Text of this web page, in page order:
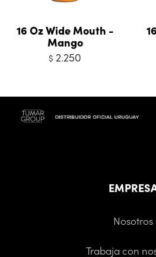
16 Oz Wide Mouth -
Mango
$ 2.250
Nosotros
Trabaja con